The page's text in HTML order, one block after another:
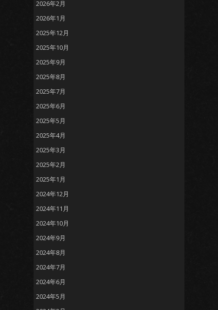
2026年2月
2026年1月
2025年12月
2025年10月
2025年9月
2025年8月
2025年7月
2025年6月
2025年5月
2025年4月
2025年3月
2025年2月
2025年1月
2024年12月
2024年11月
2024年10月
2024年9月
2024年8月
2024年7月
2024年6月
2024年5月